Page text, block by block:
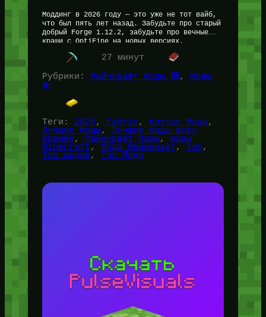
Моддинг в 2026 году — это уже не тот вайб,
что был пять лет назад. Забудьте про старый
добрый Forge 1.12.2, забудьте про вечные
краши с OptiFine на новых версиях.…
27 минут
Рубрики: Майнкрафт Моды 🟩 , Моды
💫
Теги: 2026, Fabric, Крутые Моды
Лучшие Моды, Лучшие моды всех
времён, Майнкрафт Моды, моды
Minecraft, Моды Майнкрафт, Топ
Топ модов, Топ Моды